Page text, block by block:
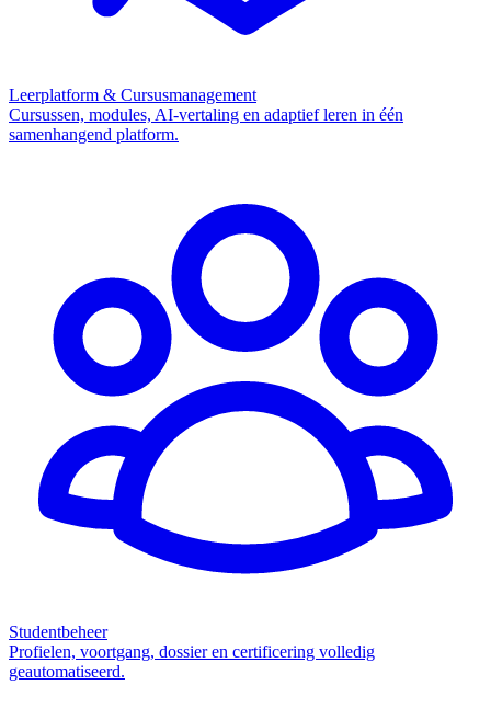
Leerplatform & Cursusmanagement
Cursussen, modules, AI-vertaling en adaptief leren in één
samenhangend platform.
Studentbeheer
Profielen, voortgang, dossier en certificering volledig
geautomatiseerd.